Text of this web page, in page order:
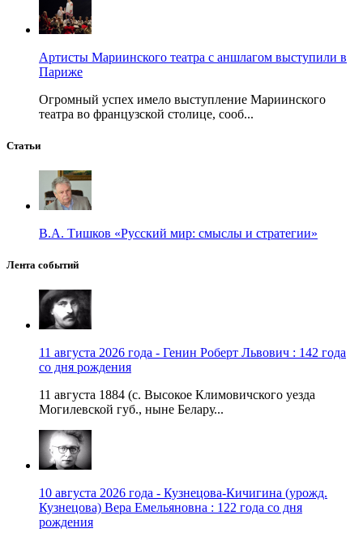
Артисты Мариинского театра с аншлагом выступили в
Париже
Огромный успех имело выступление Мариинского
театра во французской столице, сооб...
Статьи
В.А. Тишков «Русский мир: смыслы и стратегии»
Лента событий
11 августа 2026 года - Генин Роберт Львович : 142 года
со дня рождения
11 августа 1884 (с. Высокое Климовичского уезда
Могилевской губ., ныне Белару...
10 августа 2026 года - Кузнецова-Кичигина (урожд.
Кузнецова) Вера Емельяновна : 122 года со дня
рождения